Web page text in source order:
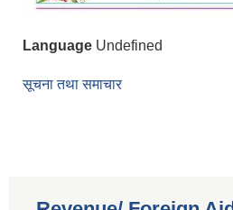
Language Undefined
सूचना तथा समाचार